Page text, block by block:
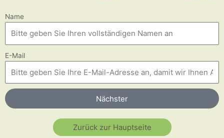
Name
E-Mail
Nächster
Zurück zur Hauptseite